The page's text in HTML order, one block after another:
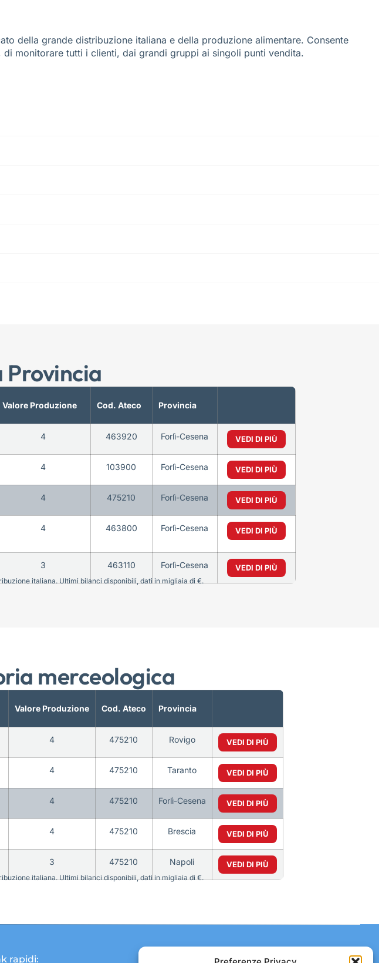
della grande distribuzione italiana e della produzione alimentare. Consente
monitorare tutti i clienti, dai grandi gruppi ai singoli punti vendita.
Provincia
Valore Produzione Cod. Ateco Provincia
4 463920 Forlì-Cesena VEDI DI PIÙ
4 103900 Forlì-Cesena VEDI DI PIÙ
4 475210 Forlì-Cesena VEDI DI PIÙ
4 463800 Forlì-Cesena VEDI DI PIÙ
3 463110 Forlì-Cesena VEDI DI PIÙ
italiana. Ultimi bilanci disponibili, dati in migliaia di €.
merceologica
Valore Produzione Cod. Ateco Provincia
4 475210 Rovigo VEDI DI PIÙ
4 475210 Taranto VEDI DI PIÙ
4 475210 Forlì-Cesena VEDI DI PIÙ
4 475210 Brescia VEDI DI PIÙ
3 475210 Napoli VEDI DI PIÙ
italiana. Ultimi bilanci disponibili, dati in migliaia di €.
rapidi: